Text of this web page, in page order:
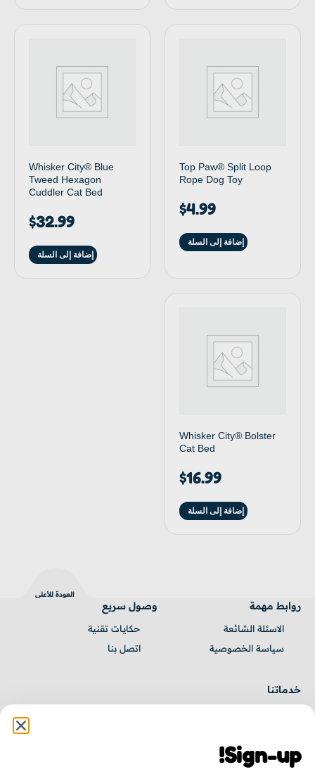
Top Paw® Split Loop
Rope Dog Toy
$4.99
إضافة إلى السلة
Whisker City® Blue
Tweed Hexagon
Cuddler Cat Bed
$32.99
إضافة إلى السلة
Whisker City® Bolster
Cat Bed
$16.99
إضافة إلى السلة
العودة للأعلى
روابط مهمة
الاسئلة الشائعة
سياسة الخصوصية
وصول سريع
حكايـات تقنية
اتصل بنا
خدماتنا
إدارة مشاريع
جميع الخدمات
Sign-up!